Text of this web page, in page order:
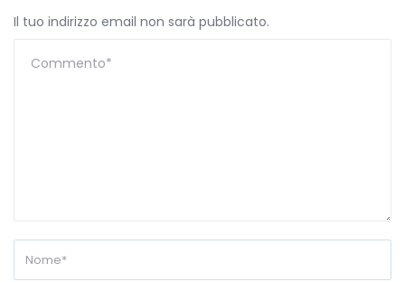
Il tuo indirizzo email non sarà pubblicato.